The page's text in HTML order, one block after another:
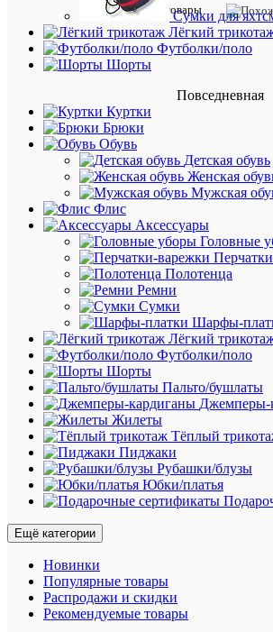
Сумки для
Лёгкий
Футболки/поло
Шорты
Повседневная
Куртки
Брюки
Обувь
Детская обувь
Женская
Мужская
Флис
Аксессуары
Головные
Полотенца
Ремни
Сумки
Шарфы-
Лёгкий
Футболки/поло
Шорты
Пальто/бушлаты
Джемперы-
Жилеты
Тёплый
Пиджаки
Рубашки/блузы
Юбки/платья
Ещё категории
Новинки
Популярные товары
Распродажи и скидки
Рекомендуемые товары
Похожие товары